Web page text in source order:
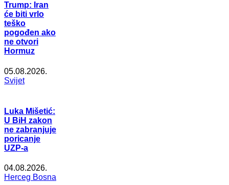
Trump: Iran
će biti vrlo
teško
pogođen ako
ne otvori
Hormuz
05.08.2026.
Svijet
Luka Mišetić:
U BiH zakon
ne zabranjuje
poricanje
UZP-a
04.08.2026.
Herceg Bosna